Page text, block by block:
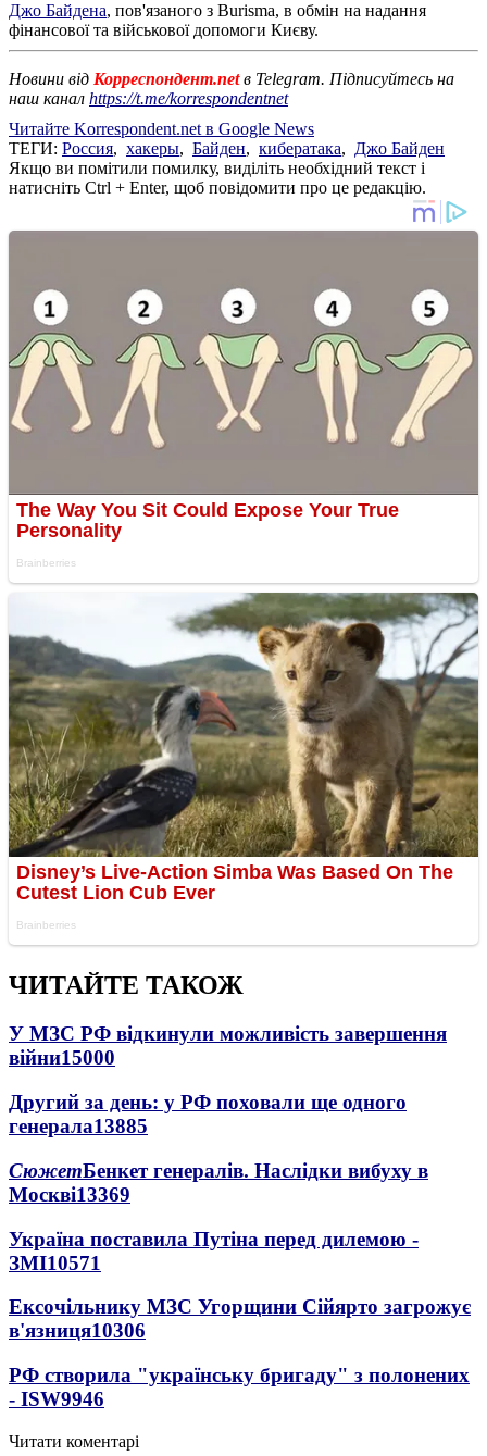
Джо Байдена, пов'язаного з Burisma, в обмін на надання
фінансової та військової допомоги Києву.
Новини від Корреспондент.netв Telegram. Підписуйтесь на
наш канал https://t.me/korrespondentnet
Читайте Korrespondent.net в Google News
ТЕГИ: Россия, хакеры, Байден, кибератака, Джо Байден
Якщо ви помітили помилку, виділіть необхідний текст і
натисніть Ctrl + Enter, щоб повідомити про це редакцію.
ЧИТАЙТЕ ТАКОЖ
У МЗС РФ відкинули можливість завершення
війни15000
Другий за день: у РФ поховали ще одного
генерала13885
СюжетБенкет генералів. Наслідки вибуху в
Москві13369
Україна поставила Путіна перед дилемою -
ЗМІ10571
Ексочільнику МЗС Угорщини Сійярто загрожує
в'язниця10306
РФ створила "українську бригаду" з полонених
- ISW9946
Читати коментарі